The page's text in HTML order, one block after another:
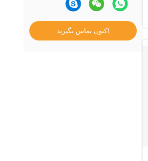
اکنون تماس بگیرید